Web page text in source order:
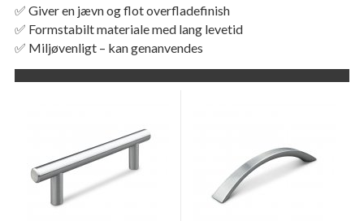
✅ Giver en jævn og flot overfladefinish
✅ Formstabilt materiale med lang levetid
✅ Miljøvenligt – kan genanvendes